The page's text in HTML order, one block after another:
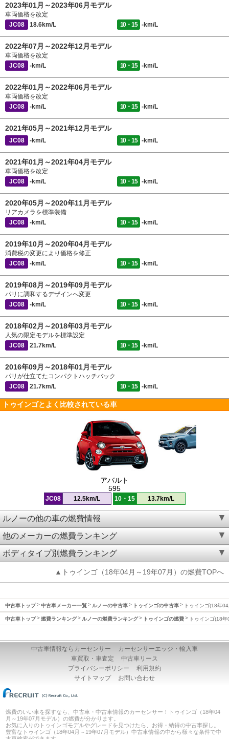
2023年01月～2023年06月モデル
車両価格を改定
JC08
18.6km/L 10・15 -km/L
2022年07月～2022年12月モデル
車両価格を改定
JC08
-km/L 10・15 -km/L
2022年01月～2022年06月モデル
車両価格を改定
JC08
-km/L 10・15 -km/L
2021年05月～2021年12月モデル
JC08 -km/L 10・15 -km/L
2021年01月～2021年04月モデル
車両価格を改定
JC08
-km/L 10・15 -km/L
2020年05月～2020年11月モデル
リアカメラを標準装備
JC08
-km/L 10・15 -km/L
2019年10月～2020年04月モデル
消費税の変更により価格を修正
JC08
-km/L 10・15 -km/L
2019年08月～2019年09月モデル
パリに調和するデザインへ変更
JC08
-km/L 10・15 -km/L
2018年02月～2018年03月モデル
人気の限定モデルを標準設定
JC08
21.7km/L 10・15 -km/L
2016年09月～2018年01月モデル
パリが仕立てたコンパクトハッチバック
JC08
21.7km/L 10・15 -km/L
トゥインゴとよく比較されている車
アバルト
595
JC08 12.5km/L 10・15 13.7km/L
ルノーの他の車の燃費情報
他のメーカーの燃費ランキング
ボディタイプ別燃費ランキング
▲トゥインゴ（18年04月～19年07月）の燃費TOPへ
中古車トップ 中古車メーカー一覧 ルノーの中古車 トゥインゴの中古車 トゥインゴ(18年
中古車トップ 燃費ランキング ルノーの燃費ランキング トゥインゴの燃費 トゥインゴ(18
中古車情報ならカーセンサー
カーセンサーエッジ・輸入車
車買取・車査定
中古車リース
プライバシーポリシー
利用規約
サイトマップ
お問い合わせ
燃費のいい車を探すなら、中古車・中古車情報のカーセンサー！トゥインゴ（18年04
月～19年07月モデル）の燃費が分かります。
お気に入りのトゥインゴモデルやグレードを見つけたら、お得・納得の中古車探し。
豊富なトゥインゴ（18年04月～19年07月モデル）中古車情報の中から様々な条件で中